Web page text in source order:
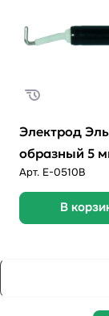
Электрод
образный 5
Арт. E-0510В
В